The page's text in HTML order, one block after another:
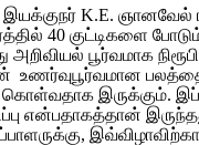
K.E.
40 குட்டிகளை
அறிவியல் பூர்வமாக
உணர்வுபூர்வமான
கொள்வதாக இருக்கும்.
என்பதாகத்தான்